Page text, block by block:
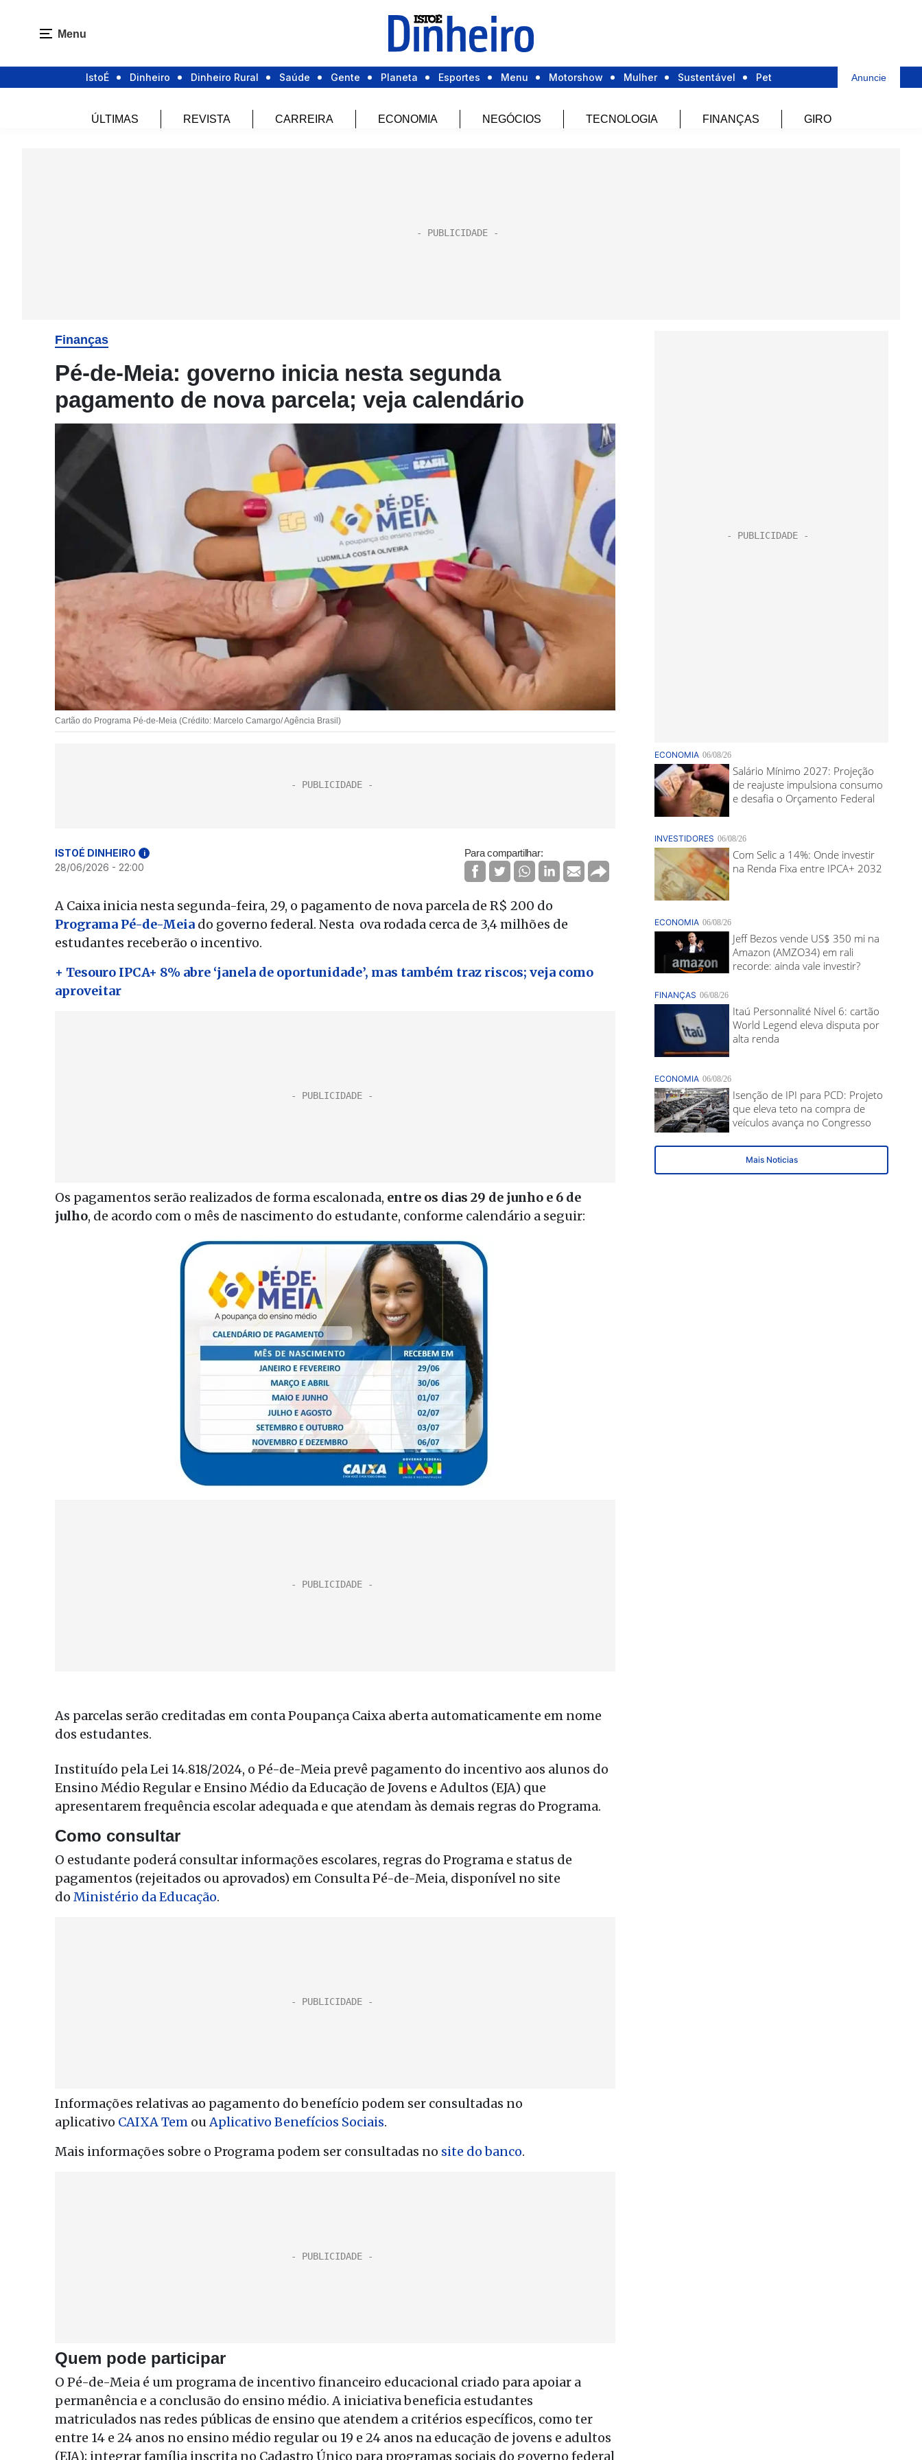
Menu
IstoÉ Dinheiro Dinheiro Rural Saúde Gente Planeta Esportes Menu Motorshow Mulher Sustentável Pet Anuncie
ÚLTIMAS REVISTA CARREIRA ECONOMIA NEGÓCIOS TECNOLOGIA FINANÇAS GIRO
Finanças
Pé-de-Meia: governo inicia nesta segunda
pagamento de nova parcela; veja calendário
Cartão do Programa Pé-de-Meia (Crédito: Marcelo Camargo/ Agência Brasil)
ISTOÉ DINHEIRO i
28/06/2026 - 22:00
Para compartilhar:
A Caixa inicia nesta segunda-feira, 29, o pagamento de nova parcela de R$ 200 do
Programa Pé-de-Meia do governo federal. Nesta ova rodada cerca de 3,4 milhões de
estudantes receberão o incentivo.
+ Tesouro IPCA+ 8% abre ‘janela de oportunidade’, mas também traz riscos; veja como
aproveitar
Os pagamentos serão realizados de forma escalonada, entre os dias 29 de junho e 6 de
julho, de acordo com o mês de nascimento do estudante, conforme calendário a seguir:
As parcelas serão creditadas em conta Poupança Caixa aberta automaticamente em nome
dos estudantes.​
Instituído pela Lei 14.818/2024, o Pé-de-Meia prevê pagamento do incentivo aos alunos do
Ensino Médio Regular e Ensino Médio da Educação de Jovens e Adultos (EJA) que
apresentarem frequência escolar adequada e que atendam às demais regras do Programa.
Como consultar
O estudante poderá consultar informações escolares, regras do Programa e status de
pagamentos (rejeitados ou aprovados) em Consulta Pé-de-Meia, disponível no site
do Ministério da Educação.
Informações relativas ao pagamento do benefício podem ser consultadas no
aplicativo CAIXA Tem ouAplicativo Benefícios Sociais.
Mais informações sobre o Programa podem ser consultadas no site do banco.
Quem pode participar
O Pé-de-Meia é um programa de incentivo financeiro educacional criado para apoiar a
permanência e a conclusão do ensino médio. A iniciativa beneficia estudantes
matriculados nas redes públicas de ensino que atendem a critérios específicos, como ter
entre 14 e 24 anos no ensino médio regular ou 19 e 24 anos na educação de jovens e adultos
(EJA); integrar família inscrita no Cadastro Único para programas sociais do governo federal